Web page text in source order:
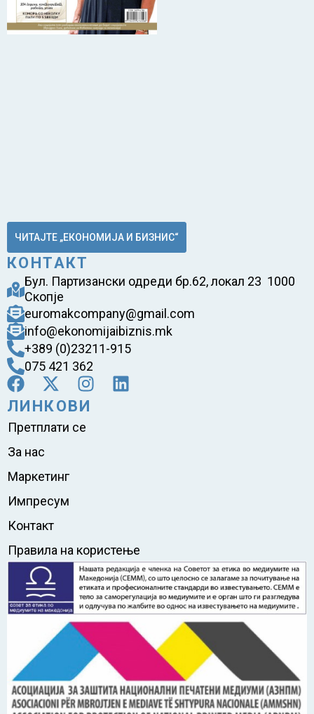
ЧИТАЈТЕ „ЕКОНОМИЈА И БИЗНИС“
КОНТАКТ
Бул. Партизански одреди бр.62, локал 23 1000
Скопје
euromakcompany@gmail.com
info@ekonomijaibiznis.mk
+389 (0)23211-915
075 421 362
ЛИНКОВИ
Претплати се
За нас
Маркетинг
Импресум
Контакт
Правила на користење